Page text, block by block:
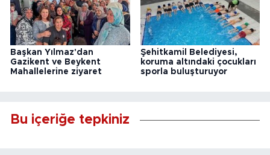
Başkan Yılmaz'dan
Gazikent ve Beykent
Mahallelerine ziyaret
Şehitkamil Belediyesi,
koruma altındaki çocukları
sporla buluşturuyor
Bu içeriğe tepkiniz